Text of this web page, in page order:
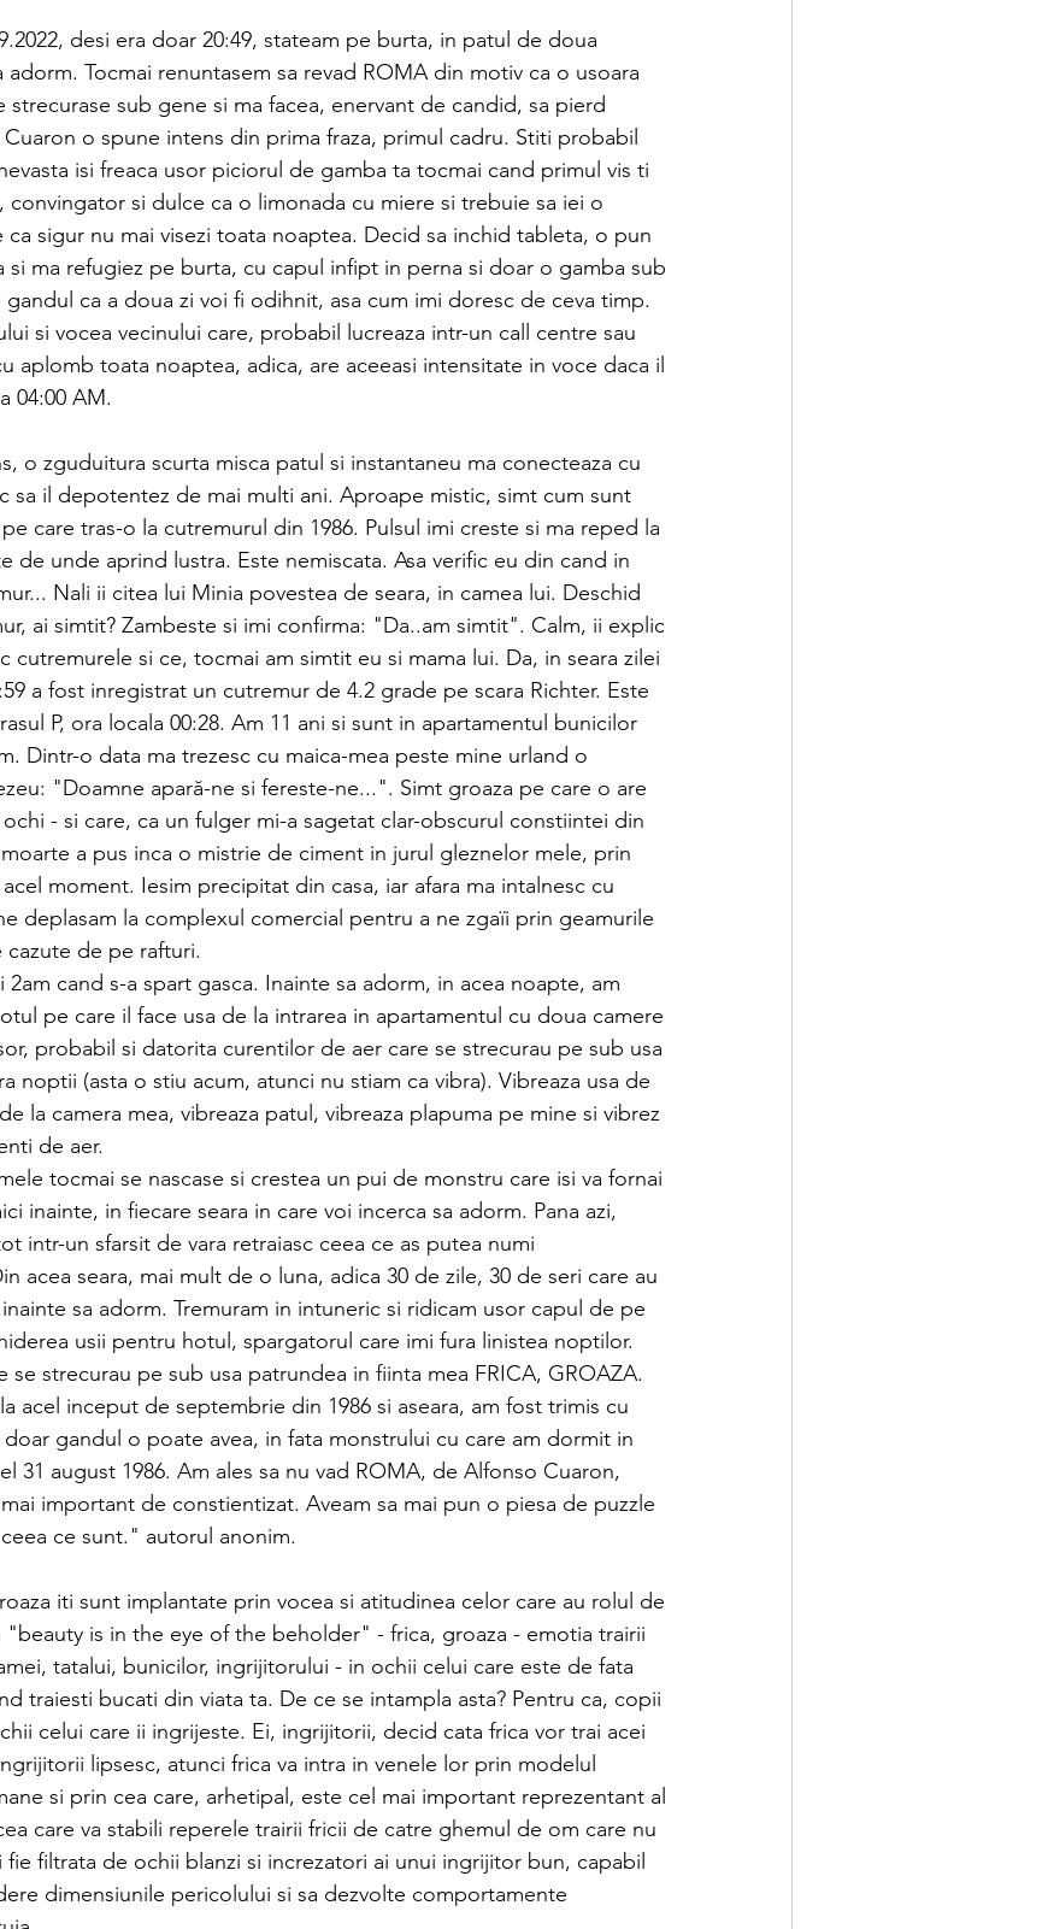
desi era doar 20:49, stateam pe burta, in patul de doua
adorm. Tocmai renuntasem sa revad ROMA din motiv ca o usoara
strecurase sub gene si ma facea, enervant de candid, sa pierd
o spune intens din prima fraza, primul cadru. Stiti probabil
isi freaca usor piciorul de gamba ta tocmai cand primul vis ti
convingator si dulce ca o limonada cu miere si trebuie sa iei o
sigur nu mai visezi toata noaptea. Decid sa inchid tableta, o pun
si ma refugiez pe burta, cu capul infipt in perna si doar o gamba sub
ca a doua zi voi fi odihnit, asa cum imi doresc de ceva timp.
si vocea vecinului care, probabil lucreaza intr-un call centre sau
aplomb toata noaptea, adica, are aceeasi intensitate in voce daca il
04:00 AM.
o zguduitura scurta misca patul si instantaneu ma conecteaza cu
sa il depotentez de mai multi ani. Aproape mistic, simt cum sunt
care tras-o la cutremurul din 1986. Pulsul imi creste si ma reped la
de unde aprind lustra. Este nemiscata. Asa verific eu din cand in
Nali ii citea lui Minia povestea de seara, in camea lui. Deschid
ai simtit? Zambeste si imi confirma: "Da..am simtit". Calm, ii explic
cutremurele si ce, tocmai am simtit eu si mama lui. Da, in seara zilei
a fost inregistrat un cutremur de 4.2 grade pe scara Richter. Este
P, ora locala 00:28. Am 11 ani si sunt in apartamentul bunicilor
Dintr-o data ma trezesc cu maica-mea peste mine urland o
"Doamne apară-ne si fereste-ne...". Simt groaza pe care o are
- si care, ca un fulger mi-a sagetat clar-obscurul constiintei din
a pus inca o mistrie de ciment in jurul gleznelor mele, prin
moment. Iesim precipitat din casa, iar afara ma intalnesc cu
deplasam la complexul comercial pentru a ne zgaïi prin geamurile
cazute de pe rafturi.
2am cand s-a spart gasca. Inainte sa adorm, in acea noapte, am
pe care il face usa de la intrarea in apartamentul cu doua camere
probabil si datorita curentilor de aer care se strecurau pe sub usa
noptii (asta o stiu acum, atunci nu stiam ca vibra). Vibreaza usa de
la camera mea, vibreaza patul, vibreaza plapuma pe mine si vibrez
de aer.
tocmai se nascase si crestea un pui de monstru care isi va fornai
inainte, in fiecare seara in care voi incerca sa adorm. Pana azi,
intr-un sfarsit de vara retraiasc ceea ce as putea numi
acea seara, mai mult de o luna, adica 30 de zile, 30 de seri care au
sa adorm. Tremuram in intuneric si ridicam usor capul de pe
usii pentru hotul, spargatorul care imi fura linistea noptilor.
se strecurau pe sub usa patrundea in fiinta mea FRICA, GROAZA.
acel inceput de septembrie din 1986 si aseara, am fost trimis cu
gandul o poate avea, in fata monstrului cu care am dormit in
31 august 1986. Am ales sa nu vad ROMA, de Alfonso Cuaron,
important de constientizat. Aveam sa mai pun o piesa de puzzle
ce sunt." autorul anonim.
iti sunt implantate prin vocea si atitudinea celor care au rolul de
"beauty is in the eye of the beholder" - frica, groaza - emotia trairii
tatalui, bunicilor, ingrijitorului - in ochii celui care este de fata
traiesti bucati din viata ta. De ce se intampla asta? Pentru ca, copii
celui care ii ingrijeste. Ei, ingrijitorii, decid cata frica vor trai acei
lipsesc, atunci frica va intra in venele lor prin modelul
si prin cea care, arhetipal, este cel mai important reprezentant al
care va stabili reperele trairii fricii de catre ghemul de om care nu
fie filtrata de ochii blanzi si increzatori ai unui ingrijitor bun, capabil
dimensiunile pericolului si sa dezvolte comportamente